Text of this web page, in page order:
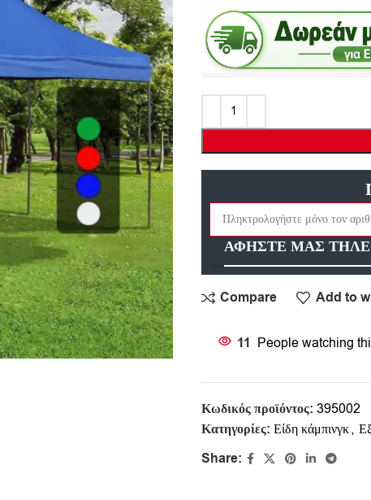
ΑΦΗΣΤΕ ΜΑΣ
Compare Add to
11 People watching
Κωδικός προϊόντος: 395002
Κατηγορίες: Είδη κάμπινγκ,
Share: